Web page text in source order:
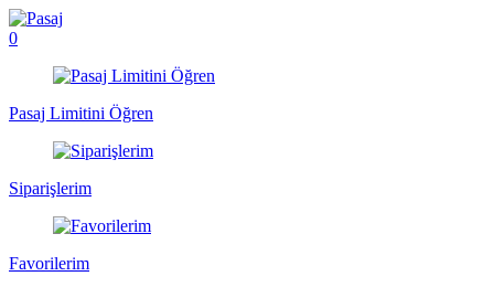
0
Pasaj Limitini Öğren
Siparişlerim
Favorilerim